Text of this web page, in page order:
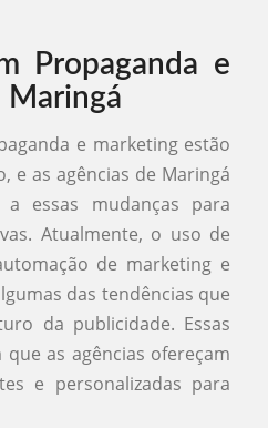
Propaganda e
Maringá
e marketing estão
e as agências de Maringá
essas mudanças para
Atualmente, o uso de
de marketing e
das tendências que
da publicidade. Essas
as agências ofereçam
e personalizadas para